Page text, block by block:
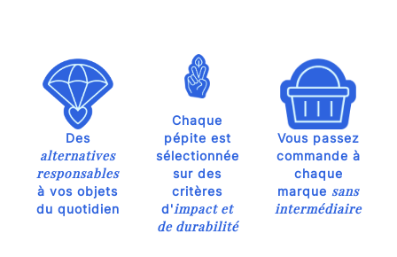
Des
alternatives
responsables
à vos objets
du quotidien
Chaque
pépite est
sélectionnée
sur des
critères
d'impact et
de durabilité
Vous passez
commande à
chaque
marque sans
intermédiaire